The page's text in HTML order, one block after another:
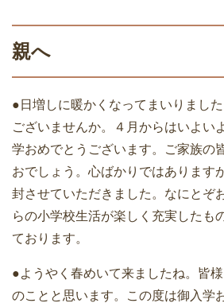
親へ
●日増しに暖かくなってまいりまし
ございませんか。４月からはいよい
学おめでとうございます。ご家族の
おでしょう。心ばかりではあります
封させていただきました。なにとぞ
らの小学校生活が楽しく充実したも
ております。
●ようやく春めいて来ましたね。皆
のことと思います。この度は御入学